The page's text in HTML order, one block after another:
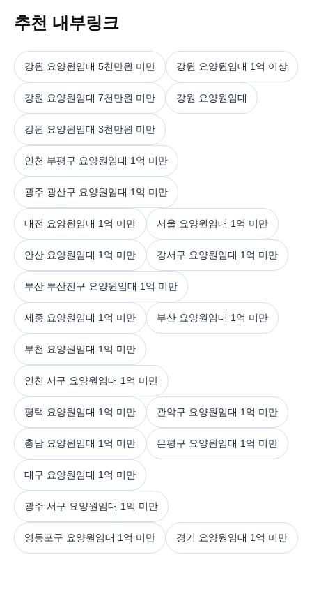
추천 내부링크
강원 요양원임대 5천만원 미만 강원 요양원임대 1억 이상
강원 요양원임대 7천만원 미만 강원 요양원임대
강원 요양원임대 3천만원 미만
인천 부평구 요양원임대 1억 미만
광주 광산구 요양원임대 1억 미만
대전 요양원임대 1억 미만 서울 요양원임대 1억 미만
안산 요양원임대 1억 미만 강서구 요양원임대 1억 미만
부산 부산진구 요양원임대 1억 미만
세종 요양원임대 1억 미만 부산 요양원임대 1억 미만
부천 요양원임대 1억 미만
인천 서구 요양원임대 1억 미만
평택 요양원임대 1억 미만 관악구 요양원임대 1억 미만
충남 요양원임대 1억 미만 은평구 요양원임대 1억 미만
대구 요양원임대 1억 미만
광주 서구 요양원임대 1억 미만
영등포구 요양원임대 1억 미만 경기 요양원임대 1억 미만